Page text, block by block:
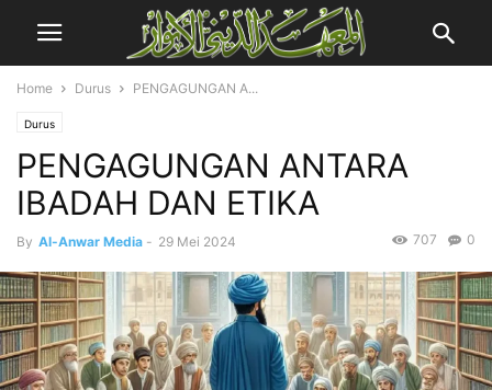
Home Durus PENGAGUNGAN A...
Durus
PENGAGUNGAN ANTARA
IBADAH DAN ETIKA
By Al-Anwar Media - 29 Mei 2024 0
707